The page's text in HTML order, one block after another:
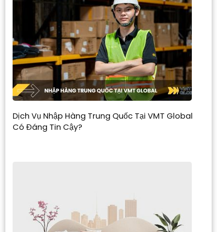
Dịch Vụ Nhập Hàng Trung Quốc Tại VMT Global
Có Đáng Tin Cậy?